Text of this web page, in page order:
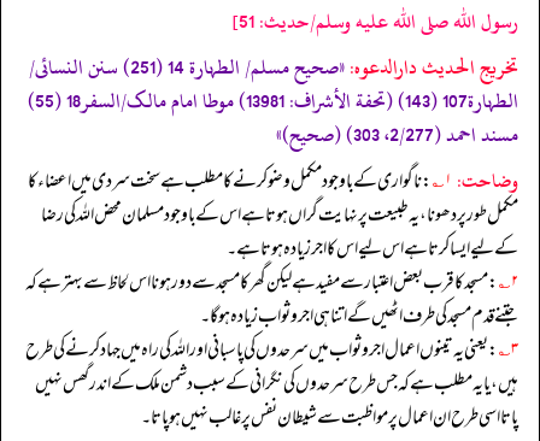
رسول الله صلى الله عليه وسلم/حدیث: 51]
تخریج الحدیث دارالدعوہ:
«صحیح مسلم/ الطہارة 14 (251) سنن النسائی/
الطہارة107 (143) (تحفة الأشراف: 13981) موطا امام مالک/السفر18 (55)
مسند احمد (2/277، 303) (صحیح)»
وضاحت: ۱؎ : ناگواری کے باوجود مکمل وضو کرنے کا مطلب ہے سخت سردی میں اعضاء کا
مکمل طور پر دھونا، یہ طبیعت پر نہایت گراں ہوتا ہے اس کے باوجود مسلمان محض اللہ کی رضا
کے لیے ایسا کرتا ہے اس لیے اس کا اجر زیادہ ہوتا ہے۔
۲؎ : مسجد کا قرب بعض اعتبار سے مفید ہے لیکن گھر کا مسجد سے دور ہونا اس لحاظ سے بہتر ہے کہ
جتنے قدم مسجد کی طرف اٹھیں گے اتنا ہی اجر و ثواب زیادہ ہو گا۔
۳؎ : یعنی یہ تینوں اعمال اجر و ثواب میں سرحدوں کی پاسبانی اور اللہ کی راہ میں جہاد کرنے کی طرح
ہیں، یا یہ مطلب ہے کہ جس طرح سرحدوں کی نگرانی کے سبب دشمن ملک کے اندر گھس نہیں
پاتا اسی طرح ان اعمال پر مواظبت سے شیطان نفس پر غالب نہیں ہو پاتا۔